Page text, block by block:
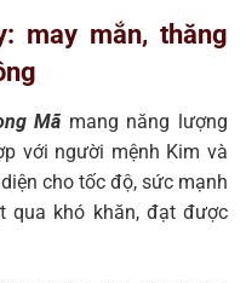
may mắn, thăng
Mã mang năng lượng
với người mệnh Kim và
cho tốc độ, sức mạnh
qua khó khăn, đạt được